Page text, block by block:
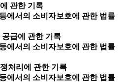
관한 기록
에서의 소비자보호에 관한 법률
급에 관한 기록
에서의 소비자보호에 관한 법률
처리에 관한 기록
에서의 소비자보호에 관한 법률